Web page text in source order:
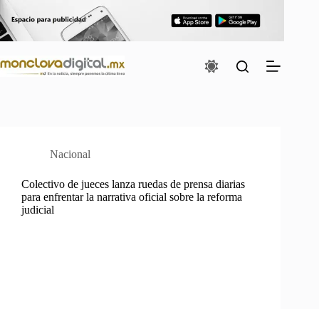
al
contenido
Nacional
Colectivo de jueces lanza ruedas de prensa diarias
para enfrentar la narrativa oficial sobre la reforma
judicial